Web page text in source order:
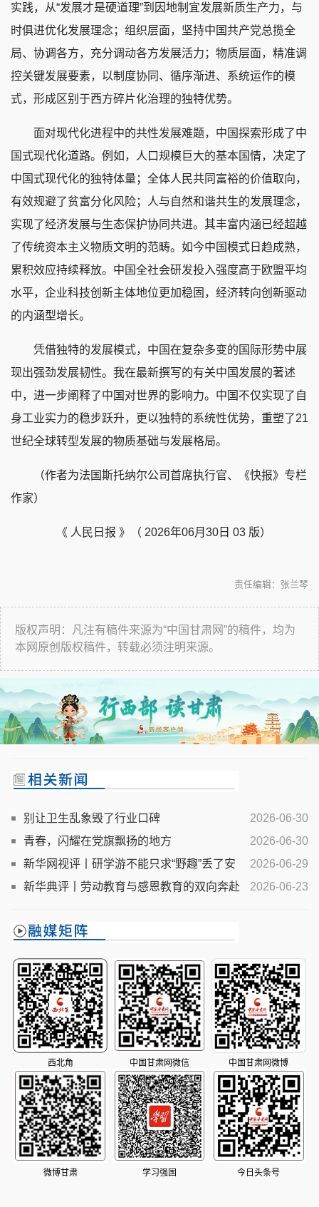
实践，从“发展才是硬道理”到因地制宜发展新质生产力，与
时俱进优化发展理念；组织层面，坚持中国共产党总揽全
局、协调各方，充分调动各方发展活力；物质层面，精准调
控关键发展要素，以制度协同、循序渐进、系统运作的模
式，形成区别于西方碎片化治理的独特优势。
面对现代化进程中的共性发展难题，中国探索形成了中
国式现代化道路。例如，人口规模巨大的基本国情，决定了
中国式现代化的独特体量；全体人民共同富裕的价值取向，
有效规避了贫富分化风险；人与自然和谐共生的发展理念，
实现了经济发展与生态保护协同共进。其丰富内涵已经超越
了传统资本主义物质文明的范畴。如今中国模式日趋成熟，
累积效应持续释放。中国全社会研发投入强度高于欧盟平均
水平，企业科技创新主体地位更加稳固，经济转向创新驱动
的内涵型增长。
凭借独特的发展模式，中国在复杂多变的国际形势中展
现出强劲发展韧性。我在最新撰写的有关中国发展的著述
中，进一步阐释了中国对世界的影响力。中国不仅实现了自
身工业实力的稳步跃升，更以独特的系统性优势，重塑了21
世纪全球转型发展的物质基础与发展格局。
（作者为法国斯托纳尔公司首席执行官、《快报》专栏
作家）
《 人民日报 》（ 2026年06月30日 03 版）
责任编辑：张兰琴
版权声明：凡注有稿件来源为“中国甘肃网”的稿件，均为
本网原创版权稿件，转载必须注明来源。
2026-06-30
别让卫生乱象毁了行业口碑
2026-06-30
青春，闪耀在党旗飘扬的地方
2026-06-29
新华网视评丨研学游不能只求“野趣”丢了安
全
2026-06-23
新华典评丨劳动教育与感恩教育的双向奔赴
西北角 中国甘肃网微信 中国甘肃网微博
微博甘肃 学习强国 今日头条号